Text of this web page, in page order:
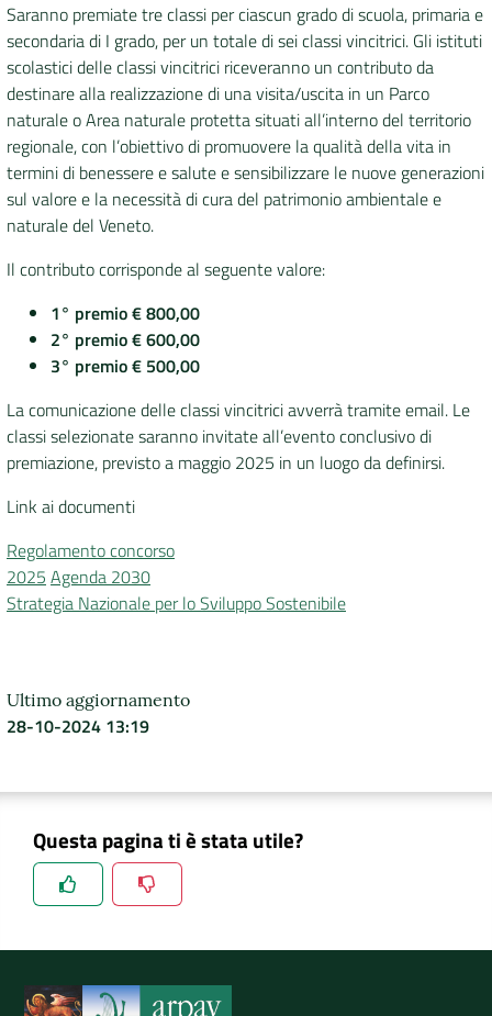
Saranno premiate tre classi per ciascun grado di scuola, primaria e
secondaria di I grado, per un totale di sei classi vincitrici. Gli istituti
scolastici delle classi vincitrici riceveranno un contributo da
destinare alla realizzazione di una visita/uscita in un Parco
naturale o Area naturale protetta situati all’interno del territorio
regionale, con l’obiettivo di promuovere la qualità della vita in
termini di benessere e salute e sensibilizzare le nuove generazioni
sul valore e la necessità di cura del patrimonio ambientale e
naturale del Veneto.
Il contributo corrisponde al seguente valore:
1° premio € 800,00
2° premio € 600,00
3° premio € 500,00
La comunicazione delle classi vincitrici avverrà tramite email. Le
classi selezionate saranno invitate all’evento conclusivo di
premiazione, previsto a maggio 2025 in un luogo da definirsi.
Link ai documenti
Regolamento concorso
2025 Agenda 2030
Strategia Nazionale per lo Sviluppo Sostenibile
Ultimo aggiornamento
28-10-2024 13:19
Questa pagina ti è stata utile?
Spiegaci perchè, e aiutaci a migliorare il servizio